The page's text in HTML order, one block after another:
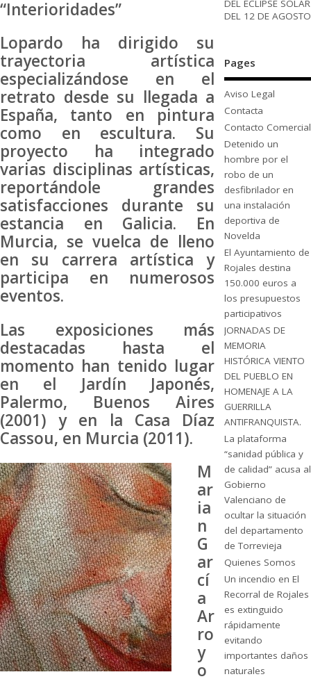
“Interioridades”
Lopardo ha dirigido su
trayectoria artística
especializándose en el
retrato desde su llegada a
España, tanto en pintura
como en escultura. Su
proyecto ha integrado
varias disciplinas artísticas,
reportándole grandes
satisfacciones durante su
estancia en Galicia. En
Murcia, se vuelca de lleno
en su carrera artística y
participa en numerosos
eventos.
Las exposiciones más
destacadas hasta el
momento han tenido lugar
en el Jardín Japonés,
Palermo, Buenos Aires
(2001) y en la Casa Díaz
Cassou, en Murcia (2011).
M
ar
ia
n
G
ar
cí
a
Ar
ro
y
o
DEL ECLIPSE SOLAR
DEL 12 DE AGOSTO
Pages
Aviso Legal
Contacta
Contacto Comercial
Detenido un
hombre por el
robo de un
desfibrilador en
una instalación
deportiva de
Novelda
El Ayuntamiento de
Rojales destina
150.000 euros a
los presupuestos
participativos
JORNADAS DE
MEMORIA
HISTÓRICA VIENTO
DEL PUEBLO EN
HOMENAJE A LA
GUERRILLA
ANTIFRANQUISTA.
La plataforma
“sanidad pública y
de calidad” acusa al
Gobierno
Valenciano de
ocultar la situación
del departamento
de Torrevieja
Quienes Somos
Un incendio en El
Recorral de Rojales
es extinguido
rápidamente
evitando
importantes daños
naturales